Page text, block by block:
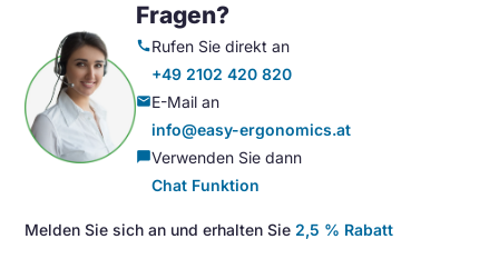
Fragen?
callRufen Sie direkt an
+49 2102 420 820
mailE-Mail an
info@easy-ergonomics.at
chat_bubbleVerwenden Sie dann
Chat Funktion
Melden Sie sich an und erhalten Sie 2,5 % Rabatt